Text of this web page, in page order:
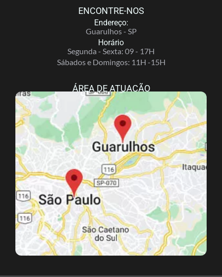
ENCONTRE-NOS
Endereço:
Guarulhos - SP
Horário
Segunda - Sexta: 09 - 17H
Sábados e Domingos: 11H -15H
ÁREA DE ATUAÇÃO